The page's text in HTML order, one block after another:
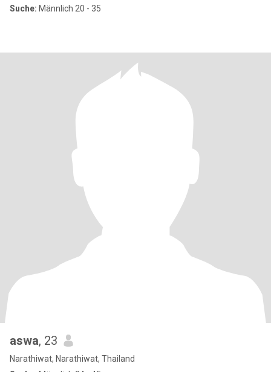
Suche: Männlich 20 - 35
aswa, 23
Narathiwat, Narathiwat, Thailand